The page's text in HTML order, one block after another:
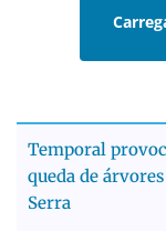
Temporal
queda de
Serra